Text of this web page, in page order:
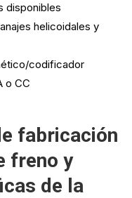
disponibles
helicoidales y
codificador
o CC
fabricación
freno y
de la